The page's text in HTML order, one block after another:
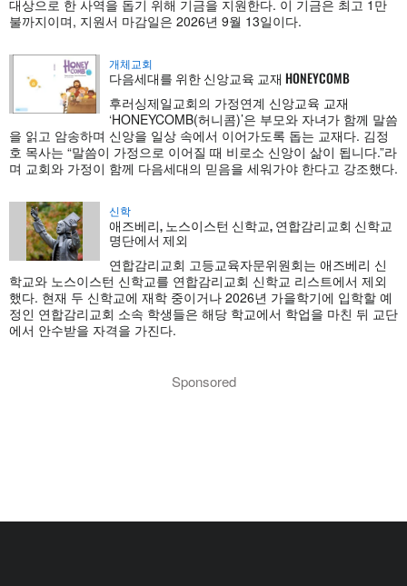
대상으로 한 사역을 돕기 위해 기금을 지원한다. 이 기금은 최고 1만
불까지이며, 지원서 마감일은 2026년 9월 13일이다.
개체교회
다음세대를 위한 신앙교육 교재 HONEYCOMB
후러싱제일교회의 가정연계 신앙교육 교재
‘HONEYCOMB(허니콤)’은 부모와 자녀가 함께 말씀
을 읽고 암송하며 신앙을 일상 속에서 이어가도록 돕는 교재다. 김정
호 목사는 “말씀이 가정으로 이어질 때 비로소 신앙이 삶이 됩니다.”라
며 교회와 가정이 함께 다음세대의 믿음을 세워가야 한다고 강조했다.
신학
애즈베리, 노스이스턴 신학교, 연합감리교회 신학교
명단에서 제외
연합감리교회 고등교육자문위원회는 애즈베리 신
학교와 노스이스턴 신학교를 연합감리교회 신학교 리스트에서 제외
했다. 현재 두 신학교에 재학 중이거나 2026년 가을학기에 입학할 예
정인 연합감리교회 소속 학생들은 해당 학교에서 학업을 마친 뒤 교단
에서 안수받을 자격을 가진다.
Sponsored